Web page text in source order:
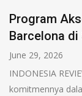
Program
Barcelona di
June 29, 2026
INDONESIA
komitmennya